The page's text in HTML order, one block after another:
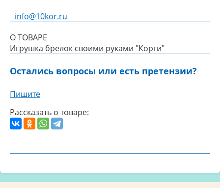
info@10kor.ru
О ТОВАРЕ
Игрушка брелок своими руками "Корги"
Остались вопросы или есть претензии?
Пишите
Рассказать о товаре: